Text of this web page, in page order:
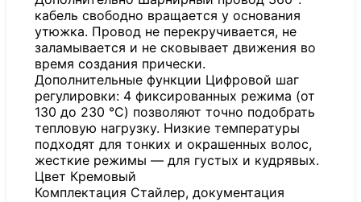
кабель свободно вращается у основания
утюжка. Провод не перекручивается, не
заламывается и не сковывает движения во
время создания прически.
Дополнительные функции Цифровой шаг
регулировки: 4 фиксированных режима (от
130 до 230 °C) позволяют точно подобрать
тепловую нагрузку. Низкие температуры
подходят для тонких и окрашенных волос,
жесткие режимы — для густых и кудрявых.
Цвет Кремовый
Комплектация Стайлер, документация